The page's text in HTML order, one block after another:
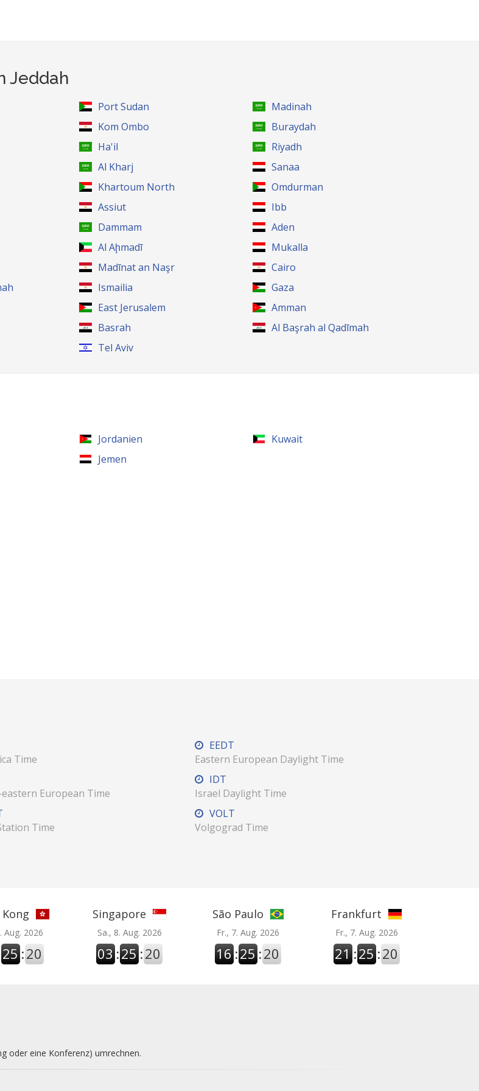
Jeddah
Port Sudan
Madinah
Kom Ombo
Buraydah
Ha'il
Riyadh
Al Kharj
Sanaa
Khartoum North
Omdurman
Assiut
Ibb
Dammam
Aden
Al Aḩmadī
Mukalla
Madīnat an Naşr
Cairo
Ismailia
Gaza
East Jerusalem
Amman
Basrah
Al Başrah al Qadīmah
Tel Aviv
Jordanien
Kuwait
Jemen
Time
EEDT
Eastern European Daylight Time
European Time
IDT
Israel Daylight Time
Time
VOLT
Volgograd Time
Aug. 2026
25 :21
Singapore
Sa., 8. Aug. 2026
03 :25 :21
São Paulo
Fr., 7. Aug. 2026
16 :25 :21
Frankfurt
Fr., 7. Aug. 2026
21 :25 :21
oder eine Konferenz) umrechnen.